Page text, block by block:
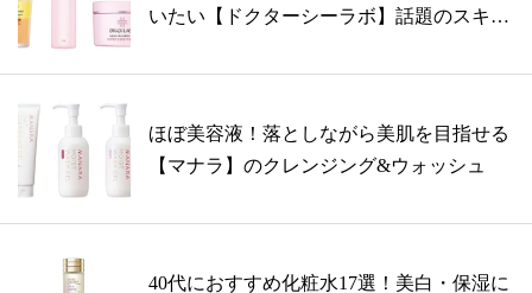
いたい【ドクターシーラボ】話題のスキン
ほぼ美容液！落としながら美肌を目指せる
【マナラ】のクレンジング&ウォッシュ
40代におすすめ化粧水17選！美白・保湿に